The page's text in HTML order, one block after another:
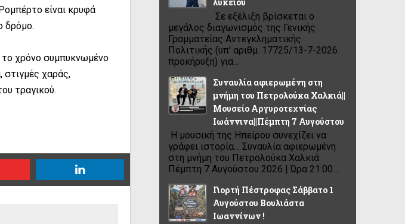
είναι κρυφά
δρόμο.
το χρόνο συμπυκνωμένο
στιγμές χαράς,
τραγικού.
Σε εξέλιξη βρίσκεται ο
μεγάλος διαγωνισμός της Γενικής
Γραμματείας Αντεγκληματικής
Πολιτικής (υπ' αριθμ. 17725/13-7-2026
προκήρυξη) για...
Συναυλία αφιερωμένη στη
μνήμη του Πετρολούκα Χαλκιά||
Μουσείο Αργυροτεχνίας
Ιωάννινα||Πέμπτη 7 Αυγούστου
Η μουσική της Ηπείρου συνεχίζει να
γράφει ιστορία… Συναυλία αφιερωμένη
στη μνήμη του Πετρολούκα Χαλκιά
Πέμπτη 7 Αυγούστου 2026 | Ώρα 21:00 ...
Γιορτή Πέστροφας Σάββατο 1
Αυγούστου Βουλιάστα
Ιωαννίνων !